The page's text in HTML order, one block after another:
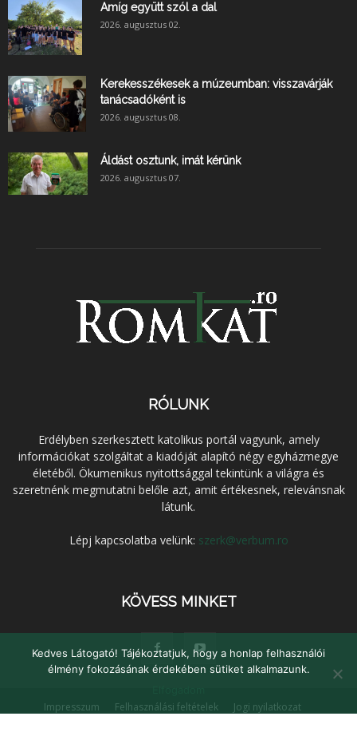
Amíg együtt szól a dal
2026. augusztus 02.
Kerekesszékesek a múzeumban: visszavárják
tanácsadóként is
2026. augusztus 08.
Áldást osztunk, imát kérünk
2026. augusztus 07.
RÓLUNK
Erdélyben szerkesztett katolikus portál vagyunk, amely
információkat szolgáltat a kiadóját alapító négy egyházmegye
életéből. Ökumenikus nyitottsággal tekintünk a világra és
szeretnénk megmutatni belőle azt, amit értékesnek, relevánsnak
látunk.
Lépj kapcsolatba velünk: szerk@verbum.ro
KÖVESS MINKET
Impresszum Felhasználási feltételek
Jogi nyilatkozat
Kedves Látogató! Tájékoztatjuk, hogy a honlap felhasználói
élmény fokozásának érdekében sütiket alkalmazunk.